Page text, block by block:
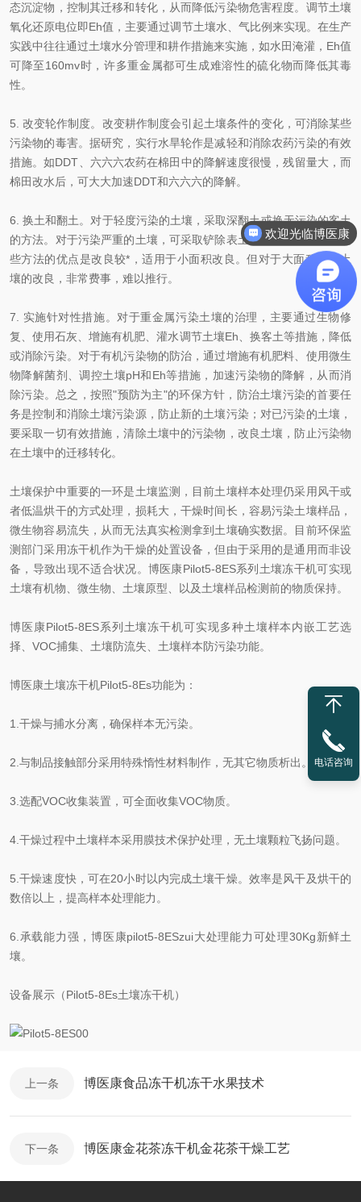
态沉淀物，控制其迁移和转化，从而降低污染物危害程度。调节土壤
氧化还原电位即Eh值，主要通过调节土壤水、气比例来实现。在生产
实践中往往通过土壤水分管理和耕作措施来实施，如水田淹灌，Eh值
可降至160mv时，许多重金属都可生成难溶性的硫化物而降低其毒
性。
5. 改变轮作制度。改变耕作制度会引起土壤条件的变化，可消除某些
污染物的毒害。据研究，实行水旱轮作是减轻和消除农药污染的有效
措施。如DDT、六六六农药在棉田中的降解速度很慢，残留量大，而
棉田改水后，可大大加速DDT和六六六的降解。
6. 换土和翻土。对于轻度污染的土壤，采取深翻土或换无污染的客土
的方法。对于污染严重的土壤，可采取铲除表土或换客土的方法。这
些方法的优点是改良较*，适用于小面积改良。但对于大面积污染土
壤的改良，非常费事，难以推行。
7. 实施针对性措施。对于重金属污染土壤的治理，主要通过生物修
复、使用石灰、增施有机肥、灌水调节土壤Eh、换客土等措施，降低
或消除污染。对于有机污染物的防治，通过增施有机肥料、使用微生
物降解菌剂、调控土壤pH和Eh等措施，加速污染物的降解，从而消
除污染。总之，按照"预防为主"的环保方针，防治土壤污染的首要任
务是控制和消除土壤污染源，防止新的土壤污染；对已污染的土壤，
要采取一切有效措施，清除土壤中的污染物，改良土壤，防止污染物
在土壤中的迁移转化。
土壤保护中重要的一环是土壤监测，目前土壤样本处理仍采用风干或
者低温烘干的方式处理，损耗大，干燥时间长，容易污染土壤样品，
微生物容易流失，从而无法真实检测拿到土壤确实数据。目前环保监
测部门采用冻干机作为干燥的处置设备，但由于采用的是通用而非设
备，导致出现不适合状况。博医康Pilot5-8ES系列土壤冻干机可实现
土壤有机物、微生物、土壤原型、以及土壤样品检测前的物质保持。
博医康Pilot5-8ES系列土壤冻干机可实现多种土壤样本内嵌工艺选
择、VOC捕集、土壤防流失、土壤样本防污染功能。
博医康土壤冻干机Pilot5-8Es功能为：
1.干燥与捕水分离，确保样本无污染。
2.与制品接触部分采用特殊惰性材料制作，无其它物质析出。
3.选配VOC收集装置，可全面收集VOC物质。
4.干燥过程中土壤样本采用膜技术保护处理，无土壤颗粒飞扬问题。
5.干燥速度快，可在20小时以内完成土壤干燥。效率是风干及烘干的
数倍以上，提高样本处理能力。
6.承载能力强，博医康pilot5-8ESzui大处理能力可处理30Kg新鲜土
壤。
设备展示（Pilot5-8Es土壤冻干机）
上一条 博医康食品冻干机冻干水果技术
下一条 博医康金花茶冻干机金花茶干燥工艺
电话咨询
欢迎光临博医康